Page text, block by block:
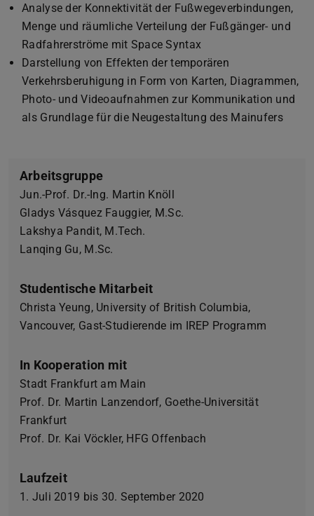
Analyse der Konnektivität der Fußwegeverbindungen,
Menge und räumliche Verteilung der Fußgänger- und
Radfahrerströme mit Space Syntax
Darstellung von Effekten der temporären
Verkehrsberuhigung in Form von Karten, Diagrammen,
Photo- und Videoaufnahmen zur Kommunikation und
als Grundlage für die Neugestaltung des Mainufers
Arbeitsgruppe
Jun.-Prof. Dr.-Ing. Martin Knöll
Gladys Vásquez Fauggier, M.Sc.
Lakshya Pandit, M.Tech.
Lanqing Gu, M.Sc.
Studentische Mitarbeit
Christa Yeung, University of British Columbia,
Vancouver, Gast-Studierende im IREP Programm
In Kooperation mit
Stadt Frankfurt am Main
Prof. Dr. Martin Lanzendorf, Goethe-Universität
Frankfurt
Prof. Dr. Kai Vöckler, HFG Offenbach
Laufzeit
1. Juli 2019 bis 30. September 2020